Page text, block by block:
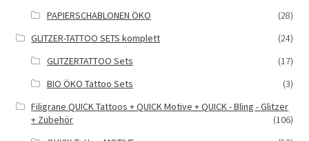
PAPIERSCHABLONEN ÖKO
(28)
GLITZER-TATTOO SETS komplett
(24)
GLITZERTATTOO Sets
(17)
BIO ÖKO Tattoo Sets
(3)
Filigrane QUICK Tattoos + QUICK Motive + QUICK - Bling - Glitzer
+ Zubehör
(106)